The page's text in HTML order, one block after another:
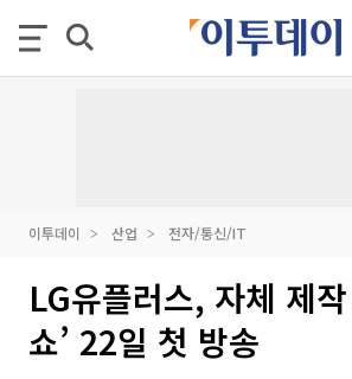
이투데이 산업 전자/통신/IT
LG유플러스, 자체 제
쇼’ 22일 첫 방송